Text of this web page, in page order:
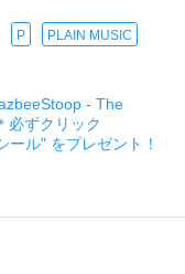
P PLAIN MUSIC
- The
必ずクリック
ール" をプレゼント！